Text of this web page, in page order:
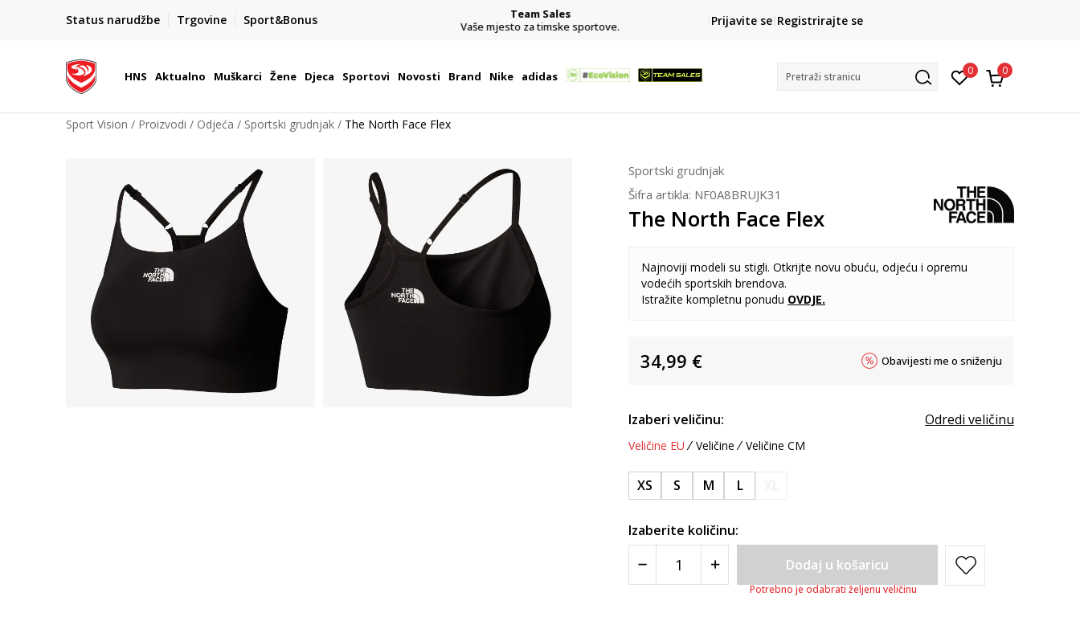
Status narudžbe Trgovine Sport&Bonus
BOX NOW
Dostava 1,50 €
| Više od 800 paketomata u Hrvatskoj
Team Sales
Vaše mjesto za timske sportove.
CLICK& COLLECT
besplatno preuzimanje u trgovini
Prijavite se Registrirajte se
HNS Aktualno Muškarci Žene Djeca Sportovi Novosti Brand Nike adidas Pretraži stranicu 0 0
Sport Vision Proizvodi Odjeća Sportski grudnjak The North Face Flex
Sportski grudnjak
Šifra artikla: NF0A8BRUJK31
The North Face Flex
Najnoviji modeli su stigli. Otkrijte novu obuću, odjeću i opremu
vodećih sportskih brendova.
Istražite kompletnu ponudu OVDJE.
34,99 € Obavijesti me o sniženju
Izaberi veličinu: Odredi veličinu
Veličine EU Veličine Veličine CM
XS S M L
Izaberite količinu:
Dodaj u košaricu
Potrebno je odabrati željenu veličinu